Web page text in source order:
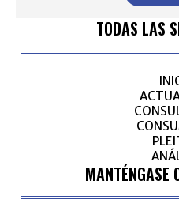
TODAS LAS
MANTÉNGASE